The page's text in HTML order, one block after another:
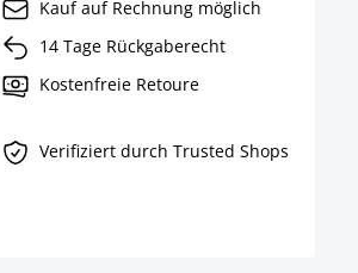
Kauf auf Rechnung möglich
14 Tage Rückgaberecht
Kostenfreie Retoure
Verifiziert durch Trusted Shops